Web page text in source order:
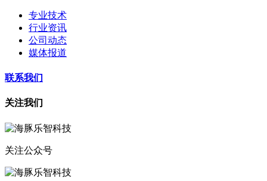
专业技术
行业资讯
公司动态
媒体报道
联系我们
关注我们
关注公众号